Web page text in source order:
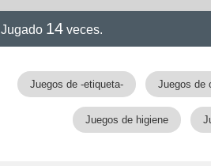
Jugado 14 veces.
Juegos de -etiqueta- Juegos de
Juegos de higiene